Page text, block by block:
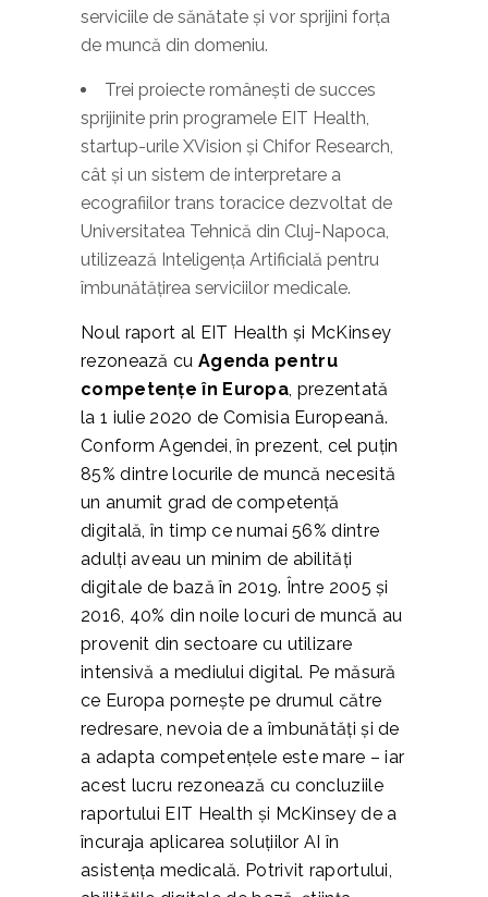
serviciile de sănătate și vor sprijini forța
de muncă din domeniu.
Trei proiecte românești de succes
sprijinite prin programele EIT Health,
startup-urile XVision și Chifor Research,
cât și un sistem de interpretare a
ecografiilor trans toracice dezvoltat de
Universitatea Tehnică din Cluj-Napoca,
utilizează Inteligența Artificială pentru
îmbunătățirea serviciilor medicale.
Noul raport al EIT Health și McKinsey
rezonează cu Agenda pentru
competențe în Europa , prezentată
la 1 iulie 2020 de Comisia Europeană.
Conform Agendei, în prezent, cel puțin
85% dintre locurile de muncă necesită
un anumit grad de competență
digitală, în timp ce numai 56% dintre
adulți aveau un minim de abilități
digitale de bază în 2019. Între 2005 și
2016, 40% din noile locuri de muncă au
provenit din sectoare cu utilizare
intensivă a mediului digital. Pe măsură
ce Europa pornește pe drumul către
redresare, nevoia de a îmbunătăți și de
a adapta competențele este mare – iar
acest lucru rezonează cu concluziile
raportului EIT Health și McKinsey de a
încuraja aplicarea soluțiilor AI în
asistența medicală. Potrivit raportului,